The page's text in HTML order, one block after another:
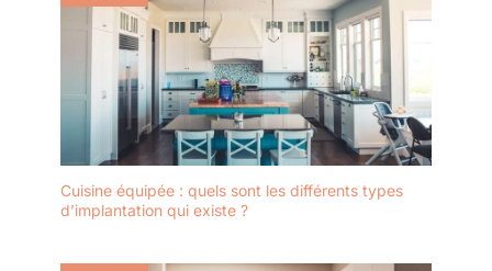
Cuisine équipée : quels sont les différents types
d’implantation qui existe ?